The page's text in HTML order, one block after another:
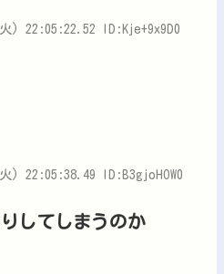
) 22:05:22.52 ID:Kje+9x9D0
) 22:05:38.49 ID:B3gjoHOW0
してしまうのか